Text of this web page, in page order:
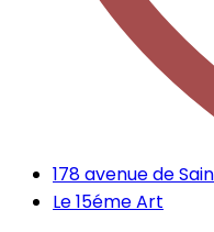
178 avenue de
Le 15éme Art